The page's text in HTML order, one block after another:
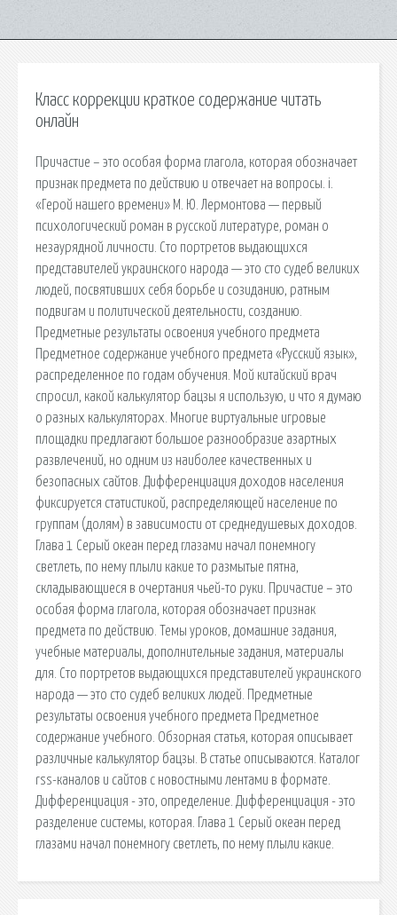
Класс коррекции краткое содержание читать
онлайн
Причастие – это особая форма глагола, которая обозначает
признак предмета по действию и отвечает на вопросы. i.
«Герой нашего времени» М. Ю. Лермонтова — первый
психологический роман в русской литературе, роман о
незаурядной личности. Сто портретов выдающихся
представителей украинского народа — это сто судеб великих
людей, посвятивших себя борьбе и созиданию, ратным
подвигам и политической деятельности, созданию.
Предметные результаты освоения учебного предмета
Предметное содержание учебного предмета «Русский язык»,
распределенное по годам обучения. Мой китайский врач
спросил, какой калькулятор бацзы я использую, и что я думаю
о разных калькуляторах. Многие виртуальные игровые
площадки предлагают большое разнообразие азартных
развлечений, но одним из наиболее качественных и
безопасных сайтов. Дифференциация доходов населения
фиксируется статистикой, распределяющей население по
группам (долям) в зависимости от среднедушевых доходов.
Глава 1 Серый океан перед глазами начал понемногу
светлеть, по нему плыли какие то размытые пятна,
складывающиеся в очертания чьей-то руки. Причастие – это
особая форма глагола, которая обозначает признак
предмета по действию. Темы уроков, домашние задания,
учебные материалы, дополнительные задания, материалы
для. Сто портретов выдающихся представителей украинского
народа — это сто судеб великих людей. Предметные
результаты освоения учебного предмета Предметное
содержание учебного. Обзорная статья, которая описывает
различные калькулятор бацзы. В статье описываются. Каталог
rss-каналов и сайтов с новостными лентами в формате.
Дифференциация - это, определение. Дифференциация - это
разделение системы, которая. Глава 1 Серый океан перед
глазами начал понемногу светлеть, по нему плыли какие.